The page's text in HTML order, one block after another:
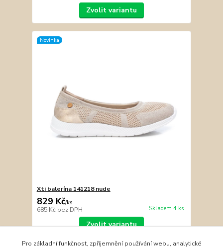
Zvolit variantu
Novinka
Xti balerína 141218 nude
829 Kč/ks
685 Kč bez DPH Skladem 4 ks
Zvolit variantu
Pro základní funkčnost, zpříjemnění používání webu, analytické